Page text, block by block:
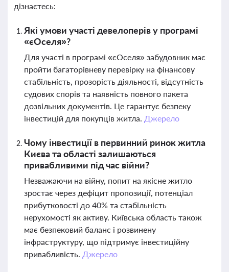
дізнаєтесь:
Які умови участі девелоперів у програмі
«єОселя»?
Для участі в програмі «єОселя» забудовник має
пройти багаторівневу перевірку на фінансову
стабільність, прозорість діяльності, відсутність
судових спорів та наявність повного пакета
дозвільних документів. Це гарантує безпеку
інвестицій для покупців житла. Джерело
Чому інвестиції в первинний ринок житла
Києва та області залишаються
привабливими під час війни?
Незважаючи на війну, попит на якісне житло
зростає через дефіцит пропозиції, потенціал
прибутковості до 40% та стабільність
нерухомості як активу. Київська область також
має безпековий баланс і розвинену
інфраструктуру, що підтримує інвестиційну
привабливість. Джерело